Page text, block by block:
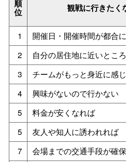
順
位 観戦に行きたく
1
開催日・開催時間が都合
2
自分の居住地に近いとこ
3
チームがもっと身近に感
4
興味がないので行かない
5
料金が安くなれば
5
友人や知人に誘われれば
7
会場までの交通手段が確